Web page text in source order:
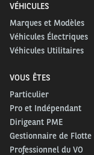
VÉHICULES
Marques et Modèles
Véhicules Électriques
Véhicules Utilitaires
VOUS ÊTES
Particulier
Pro et Indépendant
Dirigeant PME
Gestionnaire de Flotte
Professionnel du VO